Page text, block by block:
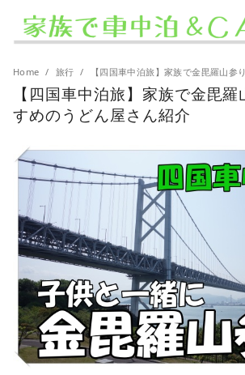
Home 旅行 【四国車中泊旅】家族で金毘羅山参り！お
【四国車中泊旅】家族で金毘
すめのうどん屋さん紹介